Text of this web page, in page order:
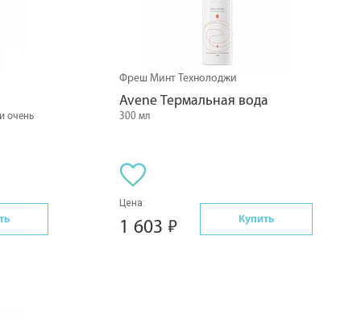
очень
Фреш Минт Технолоджи
Avene Термальная вода
300 мл
Цена:
1 603 Купить